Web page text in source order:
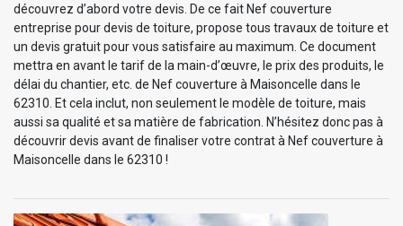
découvrez d’abord votre devis. De ce fait Nef couverture
entreprise pour devis de toiture, propose tous travaux de toiture et
un devis gratuit pour vous satisfaire au maximum. Ce document
mettra en avant le tarif de la main-d’œuvre, le prix des produits, le
délai du chantier, etc. de Nef couverture à Maisoncelle dans le
62310. Et cela inclut, non seulement le modèle de toiture, mais
aussi sa qualité et sa matière de fabrication. N’hésitez donc pas à
découvrir devis avant de finaliser votre contrat à Nef couverture à
Maisoncelle dans le 62310 !